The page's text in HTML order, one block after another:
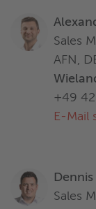
Sales
AFN,
+49
E-Mail
Sales